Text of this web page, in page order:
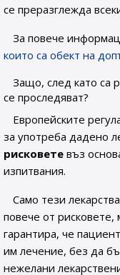
се преразглежда
За повече
които са обект на
Защо, след като са
се проследяват?
Европейските
за употреба дадено
рисковете въз
изпитвания.
Само тези
повече от рисковете,
гарантира, че
им лечение, без да
нежелани